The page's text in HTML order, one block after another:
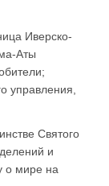
Иверско-
Аты
управления,
Святого
и
о мире на